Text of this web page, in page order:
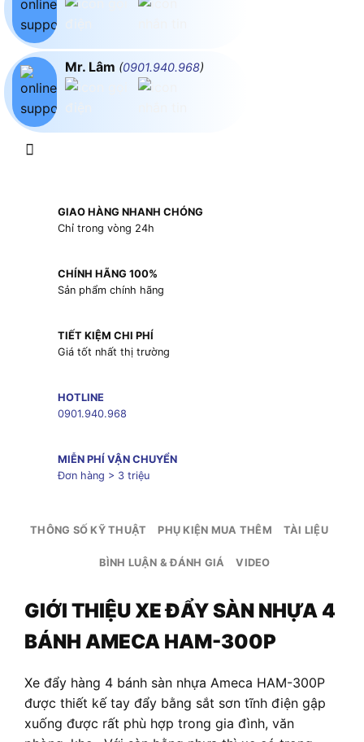
Mr. Lâm (0901.940.968)
GIAO HÀNG NHANH CHÓNG
Chỉ trong vòng 24h
CHÍNH HÃNG 100%
Sản phẩm chính hãng
TIẾT KIỆM CHI PHÍ
Giá tốt nhất thị trường
HOTLINE
0901.940.968
MIỄN PHÍ VẬN CHUYỂN
Đơn hàng > 3 triệu
THÔNG SỐ KỸ THUẬT PHỤ KIỆN MUA THÊM TÀI LIỆU
BÌNH LUẬN & ĐÁNH GIÁ VIDEO
GIỚI THIỆU XE ĐẨY SÀN NHỰA 4
BÁNH AMECA HAM-300P
Xe đẩy hàng 4 bánh sàn nhựa Ameca HAM-300P
được thiết kế tay đẩy bằng sắt sơn tĩnh điện gập
xuống được rất phù hợp trong gia đình, văn